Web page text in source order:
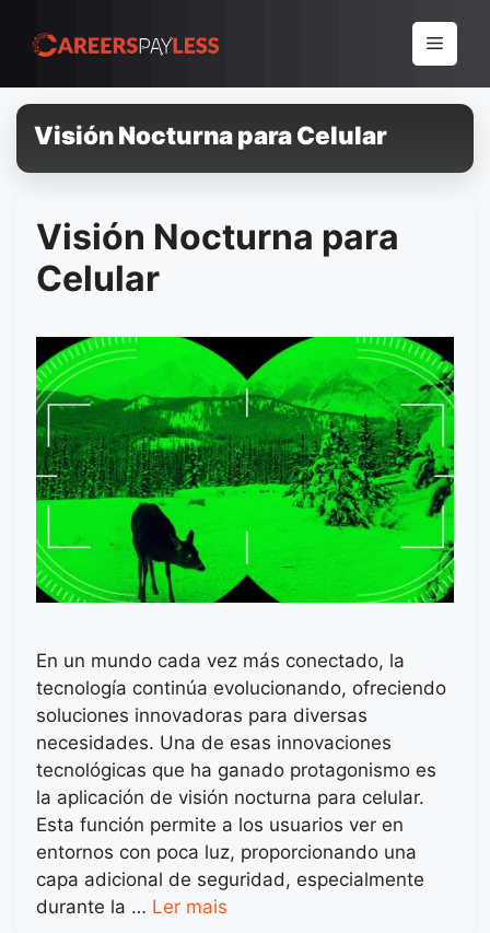
para
conteúdo
Menu
Visión Nocturna para Celular
Visión Nocturna para
Celular
En un mundo cada vez más conectado, la
tecnología continúa evolucionando, ofreciendo
soluciones innovadoras para diversas
necesidades. Una de esas innovaciones
tecnológicas que ha ganado protagonismo es
la aplicación de visión nocturna para celular.
Esta función permite a los usuarios ver en
entornos con poca luz, proporcionando una
capa adicional de seguridad, especialmente
durante la … Ler mais